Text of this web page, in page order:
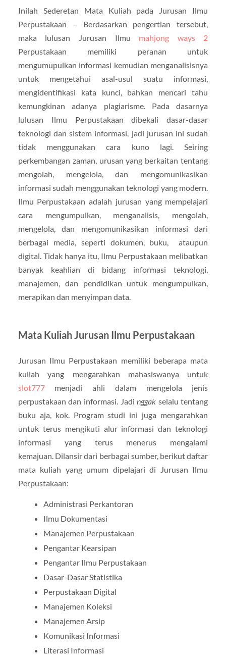
Inilah Sederetan Mata Kuliah pada Jurusan Ilmu
Perpustakaan – Berdasarkan pengertian tersebut,
maka lulusan Jurusan Ilmu mahjong ways 2
Perpustakaan memiliki peranan untuk
mengumupulkan informasi kemudian menganalisisnya
untuk mengetahui asal-usul suatu informasi,
mengidentifikasi kata kunci, bahkan mencari tahu
kemungkinan adanya plagiarisme. Pada dasarnya
lulusan Ilmu Perpustakaan dibekali dasar-dasar
teknologi dan sistem informasi, jadi jurusan ini sudah
tidak menggunakan cara kuno lagi. Seiring
perkembangan zaman, urusan yang berkaitan tentang
mengolah, mengelola, dan mengomunikasikan
informasi sudah menggunakan teknologi yang modern.
Ilmu Perpustakaan adalah jurusan yang mempelajari
cara mengumpulkan, menganalisis, mengolah,
mengelola, dan mengomunikasikan informasi dari
berbagai media, seperti dokumen, buku, ataupun
digital. Tidak hanya itu, Ilmu Perpustakaan melibatkan
banyak keahlian di bidang informasi teknologi,
manajemen, dan pendidikan untuk mengumpulkan,
merapikan dan menyimpan data.
Mata Kuliah Jurusan Ilmu Perpustakaan
Jurusan Ilmu Perpustakaan memiliki beberapa mata
kuliah yang mengarahkan mahasiswanya untuk
slot777menjadi ahli dalam mengelola jenis
perpustakaan dan informasi. Jadinggak selalu tentang
buku aja, kok. Program studi ini juga mengarahkan
untuk terus mengikuti alur informasi dan teknologi
informasi yang terus menerus mengalami
kemajuan. Dilansir dari berbagai sumber, berikut daftar
mata kuliah yang umum dipelajari di Jurusan Ilmu
Perpustakaan:
Administrasi Perkantoran
Ilmu Dokumentasi
Manajemen Perpustakaan
Pengantar Kearsipan
Pengantar Ilmu Perpustakaan
Dasar-Dasar Statistika
Perpustakaan Digital
Manajemen Koleksi
Manajemen Arsip
Komunikasi Informasi
Literasi Informasi